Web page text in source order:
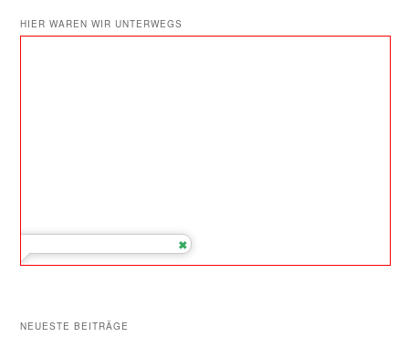
HIER WAREN WIR UNTERWEGS
NEUESTE BEITRÄGE